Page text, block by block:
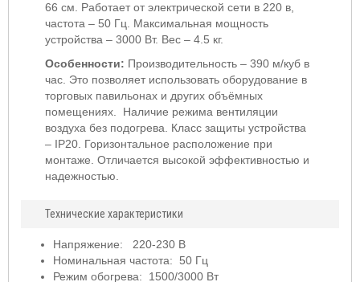
66 см. Работает от электрической сети в 220 в,
частота – 50 Гц. Максимальная мощность
устройства – 3000 Вт. Вес – 4.5 кг.
Особенности: Производительность – 390 м/куб в
час. Это позволяет использовать оборудование в
торговых павильонах и других объёмных
помещениях.
Наличие режима вентиляции
воздуха без подогрева. Класс защиты устройства
– IP20. Горизонтальное расположение при
монтаже. Отличается высокой эффективностью и
надежностью.
Технические характеристики
Напряжение: 220-230 В
Номинальная частота: 50 Гц
Режим обогрева: 1500/3000 Вт